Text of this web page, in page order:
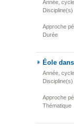
Année, cycle
Discipline(s)
Approche
Durée
Éole
Année, cycle
Discipline(s)
Approche
Thématique